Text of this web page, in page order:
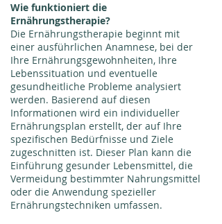
Wie funktioniert die
Ernährungstherapie?
Die Ernährungstherapie beginnt mit
einer ausführlichen Anamnese, bei der
Ihre Ernährungsgewohnheiten, Ihre
Lebenssituation und eventuelle
gesundheitliche Probleme analysiert
werden. Basierend auf diesen
Informationen wird ein individueller
Ernährungsplan erstellt, der auf Ihre
spezifischen Bedürfnisse und Ziele
zugeschnitten ist. Dieser Plan kann die
Einführung gesunder Lebensmittel, die
Vermeidung bestimmter Nahrungsmittel
oder die Anwendung spezieller
Ernährungstechniken umfassen.